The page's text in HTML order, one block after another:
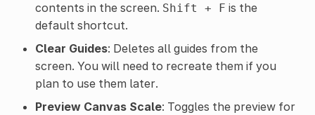
contents in the screen. Shift + F is the
default shortcut.
Clear Guides: Deletes all guides from the
screen. You will need to recreate them if you
plan to use them later.
Preview Canvas Scale: Toggles the preview for